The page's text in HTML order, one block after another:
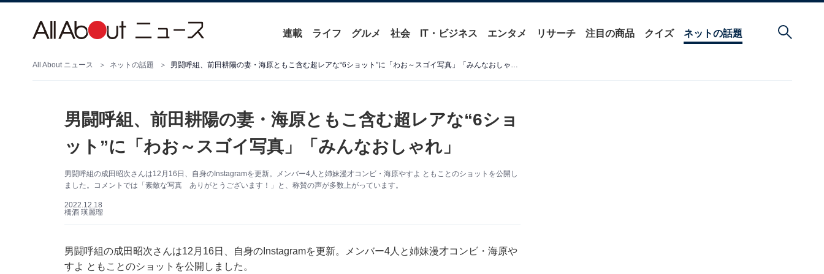
連載 ライフ グルメ 社会 IT・ビジネス エンタメ リサーチ 注目の商品 クイズ ネットの話題
All About ニュース ネットの話題 男闘呼組、前田耕陽の妻・海原ともこ含む超レアな“6ショット”に「わお～スゴイ写真」「みんなおしゃれ」
男闘呼組、前田耕陽の妻・海原ともこ含む超レアな“6ショ
ット”に「わお～スゴイ写真」「みんなおしゃれ」
男闘呼組の成田昭次さんは12月16日、自身のInstagramを更新。メンバー4人と姉妹漫才コンビ・海原やすよ ともことのショットを公開し
ました。コメントでは「素敵な写真 ありがとうございます！」と、称賛の声が多数上がっています。
2022.12.18
橋酒 瑛麗瑠
男闘呼組の成田昭次さんは12月16日、自身のInstagramを更新。メンバー4人と姉妹漫才コンビ・海原や
すよ ともことのショットを公開しました。